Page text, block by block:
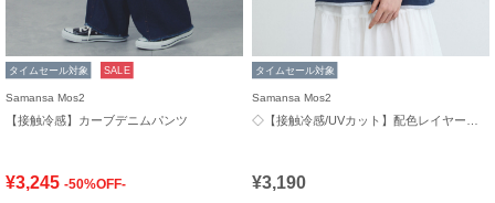
タイムセール対象 SALE
Samansa Mos2
【接触冷感】カーブデニムパンツ
¥3,245 -50%OFF-
タイムセール対象
Samansa Mos2
¥3,190